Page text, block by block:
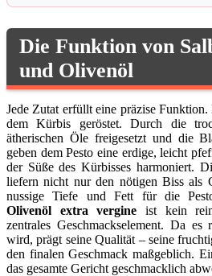
Die Funktion von
und Olivenöl
Jede Zutat erfüllt eine präzise Funktion.
dem Kürbis geröstet. Durch die
ätherischen Öle freigesetzt und die
geben dem Pesto eine erdige, leicht
der Süße des Kürbisses harmoniert.
liefern nicht nur den nötigen Biss als
nussige Tiefe und Fett für die
Olivenöl extra vergine ist kein
zentrales Geschmackselement. Da
wird, prägt seine Qualität – seine
den finalen Geschmack maßgeblich.
das gesamte Gericht geschmacklich